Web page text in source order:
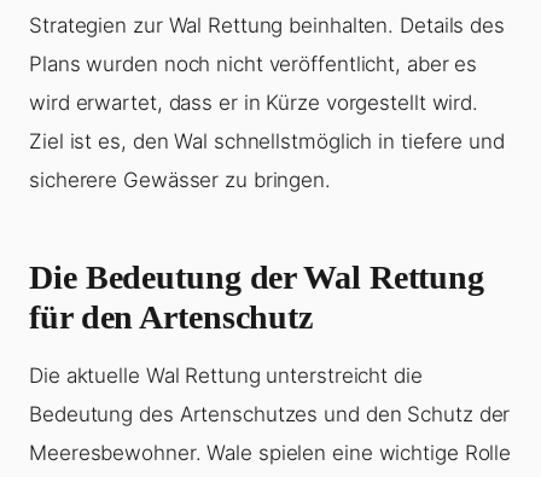
Strategien zur Wal Rettung beinhalten. Details des
Plans wurden noch nicht veröffentlicht, aber es
wird erwartet, dass er in Kürze vorgestellt wird.
Ziel ist es, den Wal schnellstmöglich in tiefere und
sicherere Gewässer zu bringen.
Die Bedeutung der Wal Rettung
für den Artenschutz
Die aktuelle Wal Rettung unterstreicht die
Bedeutung des Artenschutzes und den Schutz der
Meeresbewohner. Wale spielen eine wichtige Rolle